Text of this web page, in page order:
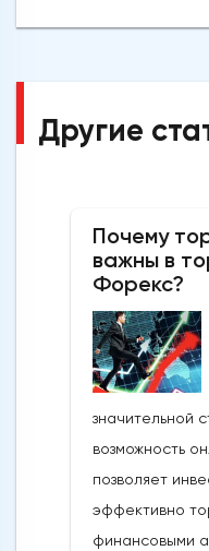
Другие
Почему
важны в
Форекс?
значительной
возможность
позволяет
эффективно
финансовыми